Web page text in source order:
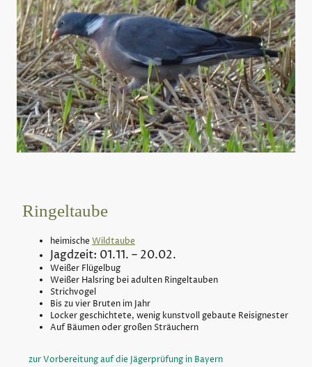
Ringeltaube
heimische Wildtaube
Jagdzeit: 01.11. – 20.02.
Weißer Flügelbug
Weißer Halsring bei adulten Ringeltauben
Strichvogel
Bis zu vier Bruten im Jahr
Locker geschichtete, wenig kunstvoll gebaute Reisignester
Auf Bäumen oder großen Sträuchern
zur Vorbereitung auf die Jägerprüfung in Bayern